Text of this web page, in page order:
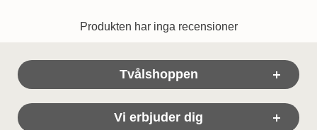
Produkten har inga recensioner
Sidfot Blandad info och länkar
Tvålshoppen
Vi erbjuder dig